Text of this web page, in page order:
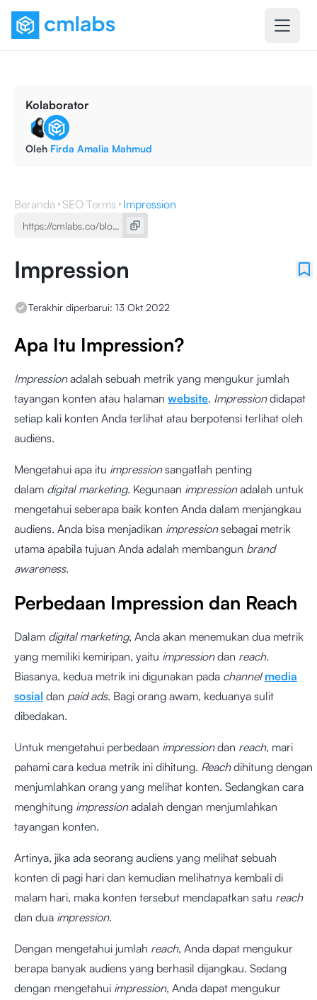
Kolaborator
Oleh Firda Amalia Mahmud
Beranda SEO Terms Impression
Impression
Terakhir diperbarui: 13 Okt 2022
Apa Itu Impression?
Impressionadalah sebuah metrik yang mengukur jumlah
tayangan konten atau halaman website. Impressiondidapat
setiap kali konten Anda terlihat atau berpotensi terlihat oleh
audiens.
Mengetahui apa itu impressionsangatlah penting
dalam digital marketing. Kegunaan impressionadalah untuk
mengetahui seberapa baik konten Anda dalam menjangkau
audiens. Anda bisa menjadikan impressionsebagai metrik
utama apabila tujuan Anda adalah membangun brand
awareness.
Perbedaan Impression dan Reach
Dalam digital marketing, Anda akan menemukan dua metrik
yang memiliki kemiripan, yaitu impressiondan reach.
Biasanya, kedua metrik ini digunakan pada channel media
sosial dan paid ads. Bagi orang awam, keduanya sulit
dibedakan.
Untuk mengetahui perbedaan impressiondan reach, mari
pahami cara kedua metrik ini dihitung. Reachdihitung dengan
menjumlahkan orang yang melihat konten. Sedangkan cara
menghitung impressionadalah dengan menjumlahkan
tayangan konten.
Artinya, jika ada seorang audiens yang melihat sebuah
konten di pagi hari dan kemudian melihatnya kembali di
malam hari, maka konten tersebut mendapatkan satu reach
dan dua impression.
Dengan mengetahui jumlah reach, Anda dapat mengukur
berapa banyak audiens yang berhasil dijangkau. Sedang
dengan mengetahui impression, Anda dapat mengukur